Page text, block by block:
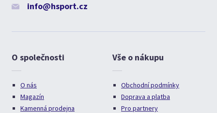
info@hsport.cz
O společnosti
O nás
Magazín
Kamenná prodejna
Vše o nákupu
Obchodní podmínky
Doprava a platba
Pro partnery